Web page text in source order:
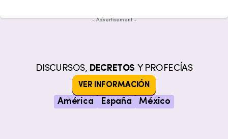
- Advertisement -
DISCURSOS, DECRETOS Y PROFECÍAS
VER INFORMACIÓN
América España México